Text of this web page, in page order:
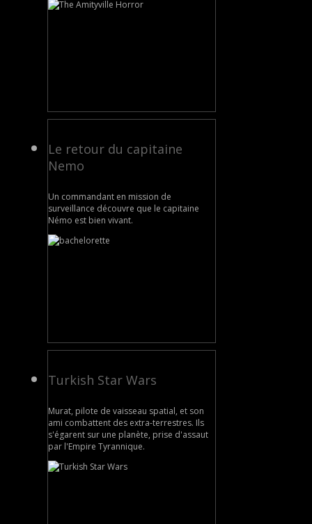
Le retour du capitaine
Nemo
Un commandant en mission de
surveillance découvre que le capitaine
Némo est bien vivant.
Turkish Star Wars
Murat, pilote de vaisseau spatial, et son
ami combattent des extra-terrestres. Ils
s'égarent sur une planète, prise d'assaut
par l'Empire Tyrannique.